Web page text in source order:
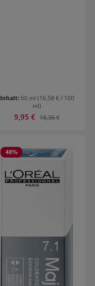
Inhalt: 60 ml (16,58 € / 100
ml)
Verkaufspreis:
9,95 € Regulärer Preis:
18,36 €
48%